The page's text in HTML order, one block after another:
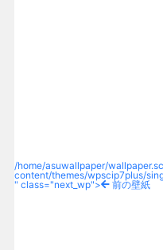
/home/asuwallpaper/
content/themes/wpscip7plus/
" class="next_wp">
前の壁紙